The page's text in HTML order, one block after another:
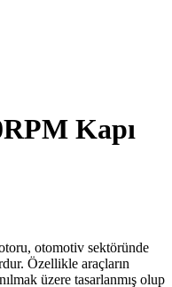
Kapı
otomotiv sektöründe
Özellikle araçların
üzere tasarlanmış olup